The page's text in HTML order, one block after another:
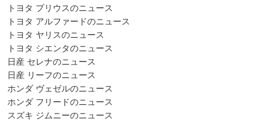
トヨタ プリウスのニュース
トヨタ アルファードのニュース
トヨタ ヤリスのニュース
トヨタ シエンタのニュース
日産 セレナのニュース
日産 リーフのニュース
ホンダ ヴェゼルのニュース
ホンダ フリードのニュース
スズキ ジムニーのニュース